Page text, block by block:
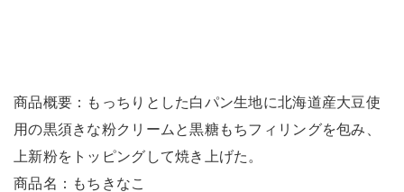
商品概要：もっちりとした白パン生地に北海道産大豆使
用の黒須きな粉クリームと黒糖もちフィリングを包み、
上新粉をトッピングして焼き上げた。
商品名：もちきなこ